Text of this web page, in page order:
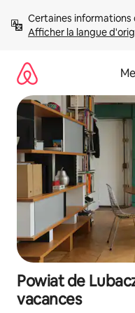
directement
Afficher la langue
Powiat de
vacances